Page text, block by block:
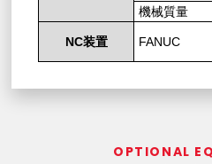
機械質量
NC装置 FANUC
OPTIONAL